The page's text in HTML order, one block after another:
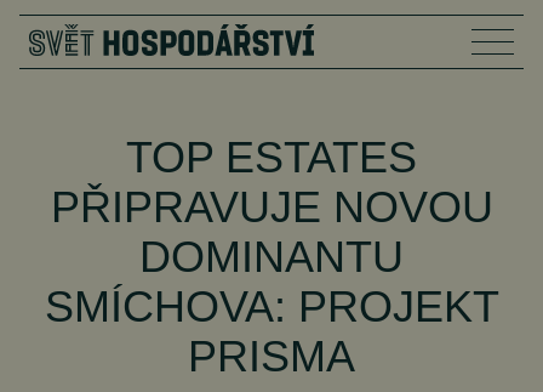
TOP ESTATES
PŘIPRAVUJE NOVOU
DOMINANTU
SMÍCHOVA: PROJEKT
PRISMA